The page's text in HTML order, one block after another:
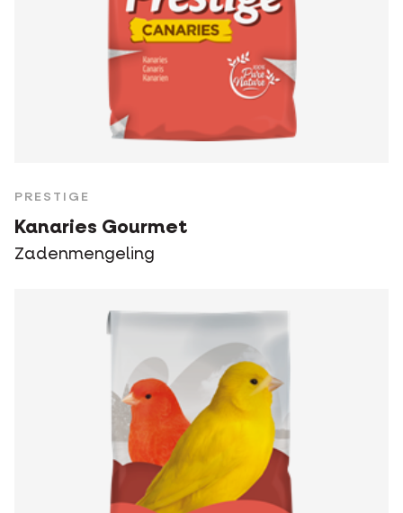
PRESTIGE
Kanaries Gourmet
Zadenmengeling